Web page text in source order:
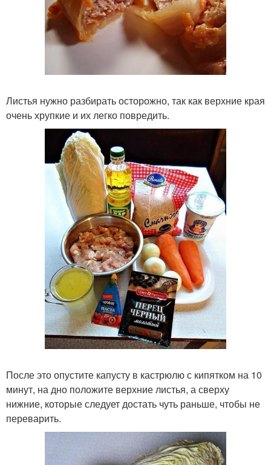
Листья нужно разбирать осторожно, так как верхние края
очень хрупкие и их легко повредить.
После это опустите капусту в кастрюлю с кипятком на 10
минут, на дно положите верхние листья, а сверху
нижние, которые следует достать чуть раньше, чтобы не
переварить.